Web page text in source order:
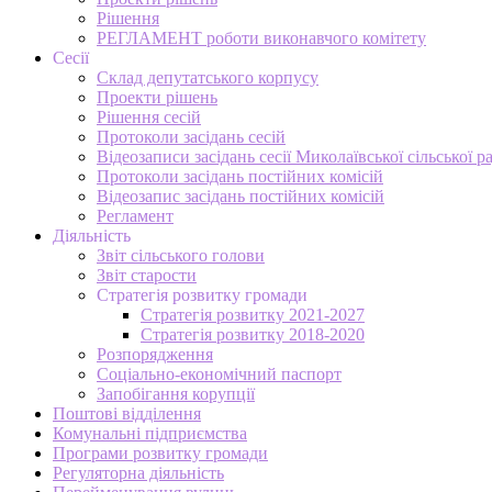
Рішення
РЕГЛАМЕНТ роботи виконавчого комітету
Сесії
Склад депутатського корпусу
Проекти рішень
Рішення сесій
Протоколи засідань сесій
Відеозаписи засідань сесії Миколаївської сільської
Протоколи засідань постійних комісій
Відеозапис засідань постійних комісій
Регламент
Діяльність
Звіт сільського голови
Звіт старости
Стратегія розвитку громади
Стратегія розвитку 2021-2027
Стратегія розвитку 2018-2020
Розпорядження
Соціально-економічний паспорт
Запобігання корупції
Поштові відділення
Комунальні підприємства
Програми розвитку громади
Регуляторна діяльність